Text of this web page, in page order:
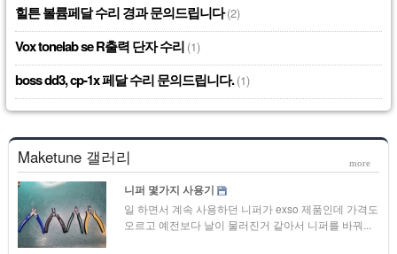
힐튼 볼륨페달 수리 경과 문의드립니다 (2)
Vox tonelab se R출력 단자 수리 (1)
boss dd3, cp-1x 페달 수리 문의드립니다. (1)
Maketune 갤러리 more
니퍼 몇가지 사용기
일 하면서 계속 사용하던 니퍼가 exso 제품인데 가격도
오르고 예전보다 날이 물러진거 같아서 니퍼를 바꿔...